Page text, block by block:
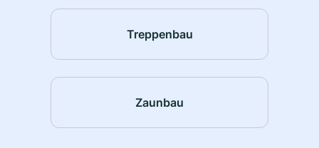
Treppenbau
Zaunbau